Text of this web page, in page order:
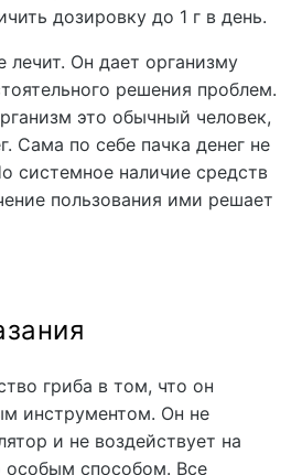
дозировку до 1 г в день.
лечит. Он дает организму
решения проблем.
это обычный человек,
Сама по себе пачка денег не
системное наличие средств
пользования ими решает
гриба в том, что он
инструментом. Он не
и не воздействует на
особым способом. Все